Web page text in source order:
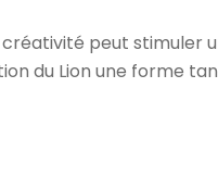
peut stimuler
du Lion une forme